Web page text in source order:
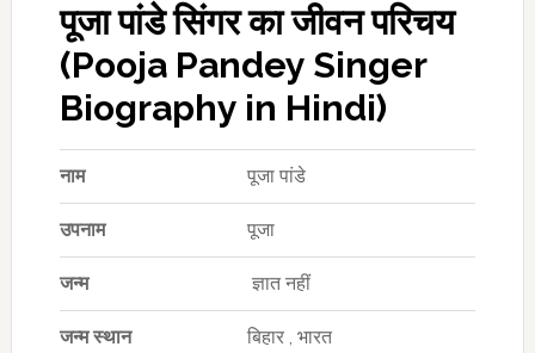
पूजा पांडे सिंगर का जीवन परिचय
(Pooja Pandey Singer
Biography in Hindi)
नाम पूजा पांडे
उपनाम पूजा
जन्म ज्ञात नहीं
जन्म स्थान बिहार , भारत